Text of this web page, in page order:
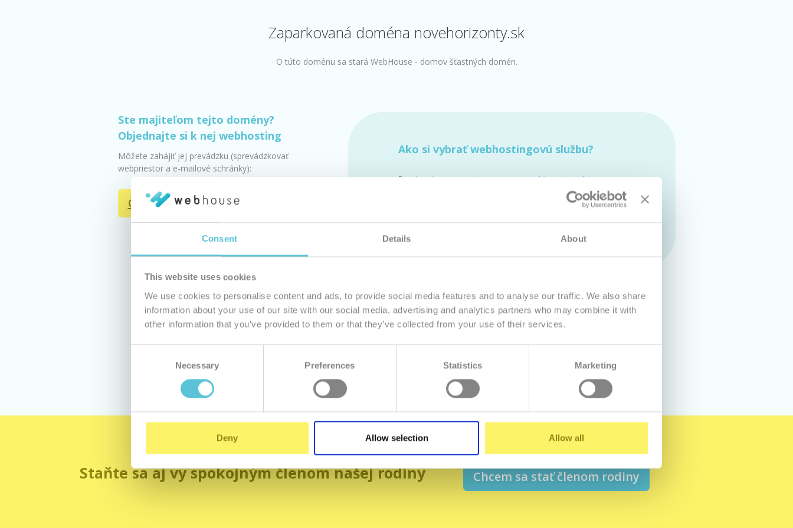
Consent Details About
This website uses cookies
We use cookies to personalise content and ads, to provide social media features and to analyse our traffic. We also share
information about your use of our site with our social media, advertising and analytics partners who may combine it with
other information that you’ve provided to them or that they’ve collected from your use of their services.
Necessary Preferences Statistics Marketing
Deny Allow selection Allow all
Zaparkovaná doména novehorizonty.sk
O túto doménu sa stará WebHouse - domov šťastných domén.
Ste majiteľom tejto domény?
Objednajte si k nej webhosting
Môžete zahájiť jej prevádzku (sprevádzkovať
webpriestor a e-mailové schránky):
Objednať webhosting
Ako si vybrať webhostingovú službu?
Pozrite siporovnanie parametrov webhostingových
Len u nás webhosting už od 0,9 € bez DPH mesačne
(cenník)
s jedinečnou
Ak nie ste majiteľom tejto domény, môžete si objednať vlastnú doménu a webhosting.
Staňte sa aj vy spokojným členom našej rodiny Chcem sa stať členom rodiny